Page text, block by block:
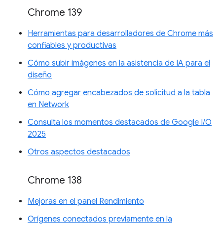
Chrome 139
Herramientas para desarrolladores de Chrome más
confiables y productivas
Cómo subir imágenes en la asistencia de IA para el
diseño
Cómo agregar encabezados de solicitud a la tabla
en Network
Consulta los momentos destacados de Google I/O
2025
Otros aspectos destacados
Chrome 138
Mejoras en el panel Rendimiento
Orígenes conectados previamente en la